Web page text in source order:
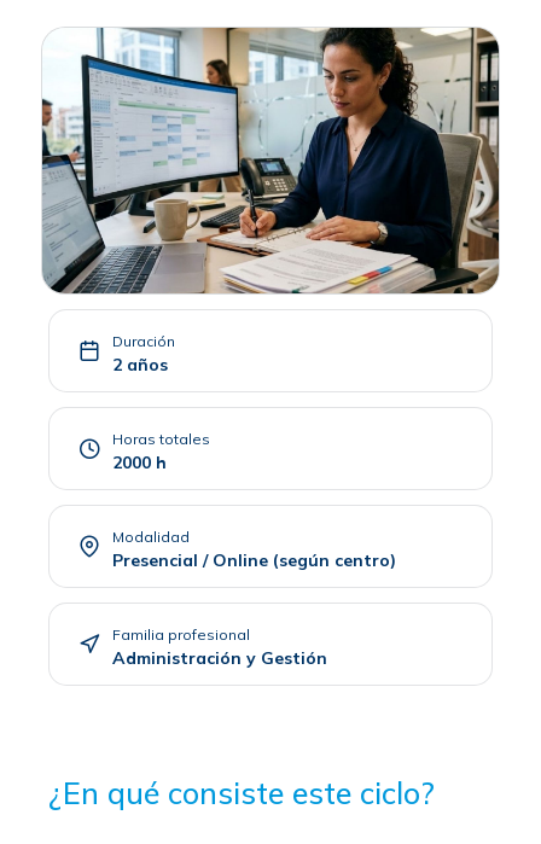
Duración
2 años
Horas totales
2000 h
Modalidad
Presencial / Online (según centro)
Familia profesional
Administración y Gestión
¿En qué consiste este ciclo?